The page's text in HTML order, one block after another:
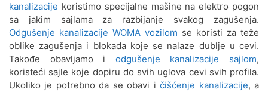
Odgušenje kanalizacije Gardoš
Odgušenje kanalizacije Golf
naselje
Odgušenje kanalizacije Julino
Brdo
kanalizacije koristimo specijalne mašine na elektro pogon
sa jakim sajlama za razbijanje svakog zagušenja.
Odgušenje kanalizacije WOMA vozilom se koristi za teže
oblike zagušenja i blokada koje se nalaze dublje u cevi.
Takođe obavljamo i odgušenje kanalizacije sajlom,
koristeći sajle koje dopiru do svih uglova cevi svih profila.
Ukoliko je potrebno da se obavi ičišćenje kanalizacije, a